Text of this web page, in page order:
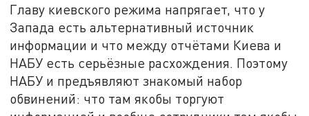
Главу киевского режима напрягает, что у
Запада есть альтернативный источник
информации и что между отчётами Киева и
НАБУ есть серьёзные расхождения. Поэтому
НАБУ и предъявляют знакомый набор
обвинений: что там якобы торгуют